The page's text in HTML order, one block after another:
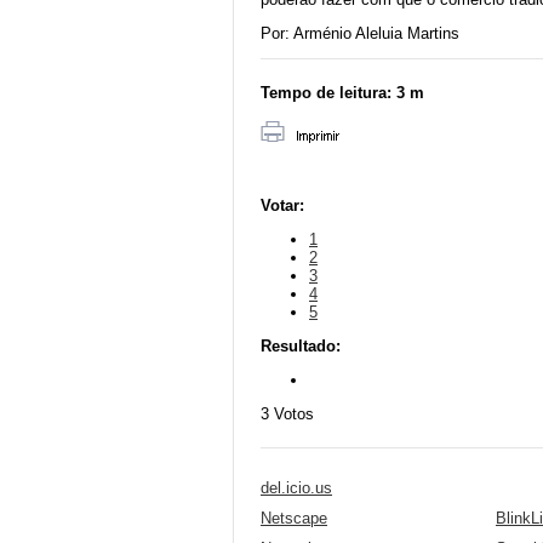
Por: Arménio Aleluia Martins
Tempo de leitura: 3 m
Votar:
1
2
3
4
5
Resultado:
3 Votos
del.icio.us
Netscape